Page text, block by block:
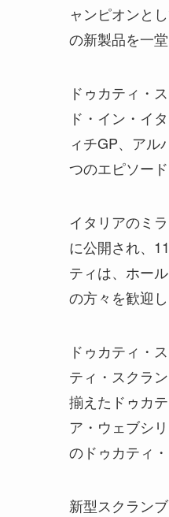
ャンピオンと
の新製品を一
ドゥカティ・
ド・イン・イ
ィチGP、アル
つのエピソー
イタリアのミ
に公開され、
ティは、ホー
の方々を歓迎し
ドゥカティ・
ティ・スクラ
揃えたドゥカ
ア・ウェブシ
のドゥカティ
新型スクラン